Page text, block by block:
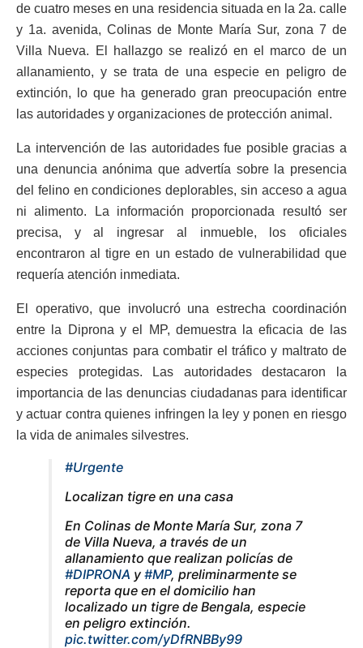
de cuatro meses en una residencia situada en la 2a. calle
y 1a. avenida, Colinas de Monte María Sur, zona 7 de
Villa Nueva. El hallazgo se realizó en el marco de un
allanamiento, y se trata de una especie en peligro de
extinción, lo que ha generado gran preocupación entre
las autoridades y organizaciones de protección animal.
La intervención de las autoridades fue posible gracias a
una denuncia anónima que advertía sobre la presencia
del felino en condiciones deplorables, sin acceso a agua
ni alimento. La información proporcionada resultó ser
precisa, y al ingresar al inmueble, los oficiales
encontraron al tigre en un estado de vulnerabilidad que
requería atención inmediata.
El operativo, que involucró una estrecha coordinación
entre la Diprona y el MP, demuestra la eficacia de las
acciones conjuntas para combatir el tráfico y maltrato de
especies protegidas. Las autoridades destacaron la
importancia de las denuncias ciudadanas para identificar
y actuar contra quienes infringen la ley y ponen en riesgo
la vida de animales silvestres.
#Urgente
Localizan tigre en una casa
En Colinas de Monte María Sur, zona 7
de Villa Nueva, a través de un
allanamiento que realizan policías de
#DIPRONA y #MP, preliminarmente se
reporta que en el domicilio han
localizado un tigre de Bengala, especie
en peligro extinción.
pic.twitter.com/yDfRNBBy99